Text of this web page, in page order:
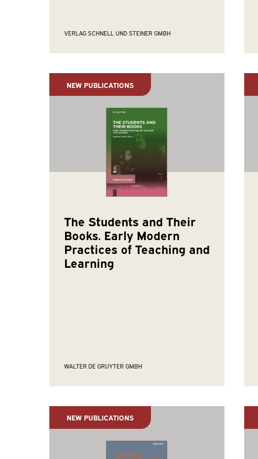
VERLAG SCHNELL UND STEINER GMBH
NEW PUBLICATIONS
The Students and Their
Books. Early Modern
Practices of Teaching and
Learning
WALTER DE GRUYTER GMBH
NEW PUBLICATIONS